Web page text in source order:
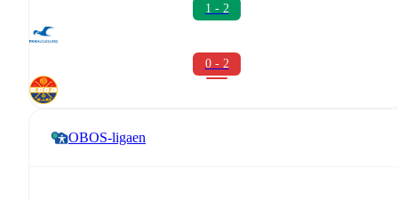
1 - 2
0 - 2
OBOS-ligaen